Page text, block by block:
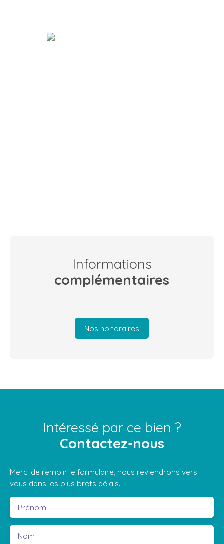
Informations
complémentaires
Nos honoraires
Intéressé par ce bien ?
Contactez-nous
Merci de remplir le formulaire, nous reviendrons vers
vous dans les plus brefs délais.
Prénom
Nom